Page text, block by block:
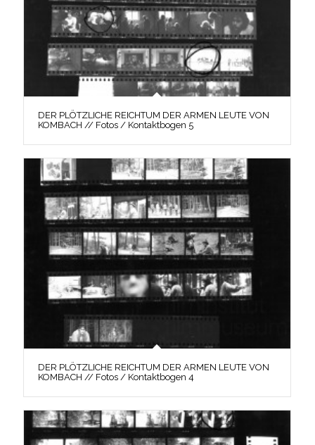
DER PLÖTZLICHE REICHTUM DER ARMEN LEUTE VON
KOMBACH // Fotos / Kontaktbogen 5
DER PLÖTZLICHE REICHTUM DER ARMEN LEUTE VON
KOMBACH // Fotos / Kontaktbogen 4